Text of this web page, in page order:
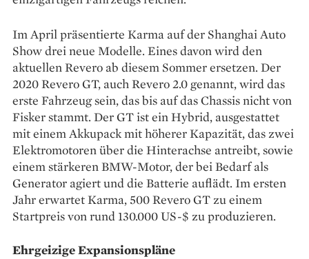
Im April präsentierte ­Karma auf der Shanghai Auto
Show drei neue Modelle. Eines davon wird den
aktuellen Revero ab diesem Sommer ersetzen. Der
2020 Revero GT, auch Revero 2.0 genannt, wird das
erste Fahrzeug sein, das bis auf das Chassis nicht von
Fisker stammt. Der GT ist ein Hybrid, ausgestattet
mit einem Akkupack mit höherer Kapazität, das zwei
Elektromotoren über die Hinterachse antreibt, sowie
einem stärkeren BMW-Motor, der bei Bedarf als
Generator agiert und die Batterie auflädt. Im ersten
Jahr erwartet Karma, 500 Revero GT zu einem
Startpreis von rund 130.000 US-$ zu produzieren.
Ehrgeizige Expansionspläne